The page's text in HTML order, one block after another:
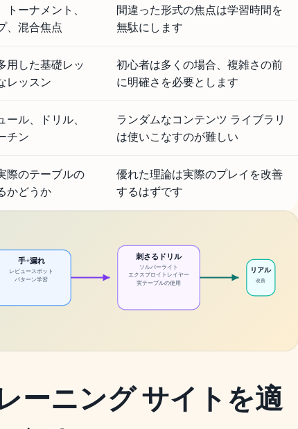
トーナメント、
、混合焦点
間違った形式の焦点は学習時間を
無駄にします
用した基礎レッ
レッスン
初心者は多くの場合、複雑さの前
に明確さを必要とします
ル、ドリル、
チン
ランダムなコンテンツ ライブラリ
は使いこなすのが難しい
際のテーブルの
かどうか
優れた理論は実際のプレイを改善
するはずです
手+漏れ
レビュースポット
パターン学習
刺さるドリル
ソルバーライト
エクスプロイトレイヤー
実テーブルの使用
リアル
改善
ーニング サイトを適